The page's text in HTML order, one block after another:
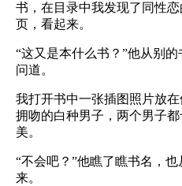
书，在目录中我发现了同性
页，看起来。
“这又是本什么书？”他从别
问道。
我打开书中一张插图照片放
拥吻的白种男子，两个男子
美。
“不会吧？”他瞧了瞧书名，
来。